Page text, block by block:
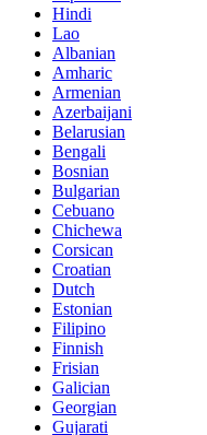
Hindi
Lao
Albanian
Amharic
Armenian
Azerbaijani
Belarusian
Bengali
Bosnian
Bulgarian
Cebuano
Chichewa
Corsican
Croatian
Dutch
Estonian
Filipino
Finnish
Frisian
Galician
Georgian
Gujarati